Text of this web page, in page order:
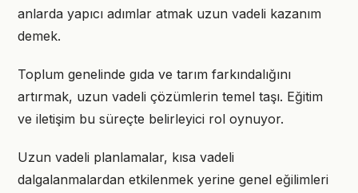
anlarda yapıcı adımlar atmak uzun vadeli kazanım
demek.
Toplum genelinde gıda ve tarım farkındalığını
artırmak, uzun vadeli çözümlerin temel taşı. Eğitim
ve iletişim bu süreçte belirleyici rol oynuyor.
Uzun vadeli planlamalar, kısa vadeli
dalgalanmalardan etkilenmek yerine genel eğilimleri